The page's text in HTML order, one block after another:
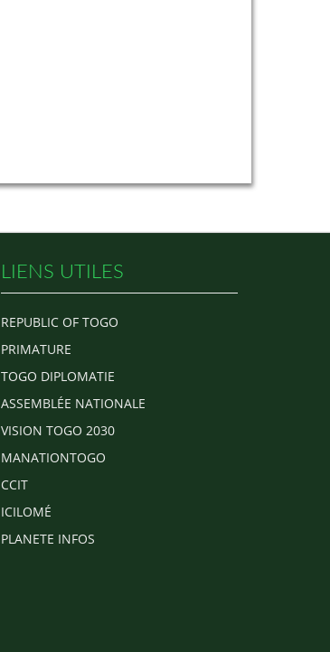
LIENS UTILES
REPUBLIC OF TOGO
PRIMATURE
TOGO DIPLOMATIE
ASSEMBLÉE NATIONALE
VISION TOGO 2030
MANATIONTOGO
CCIT
ICILOMÉ
PLANETE INFOS